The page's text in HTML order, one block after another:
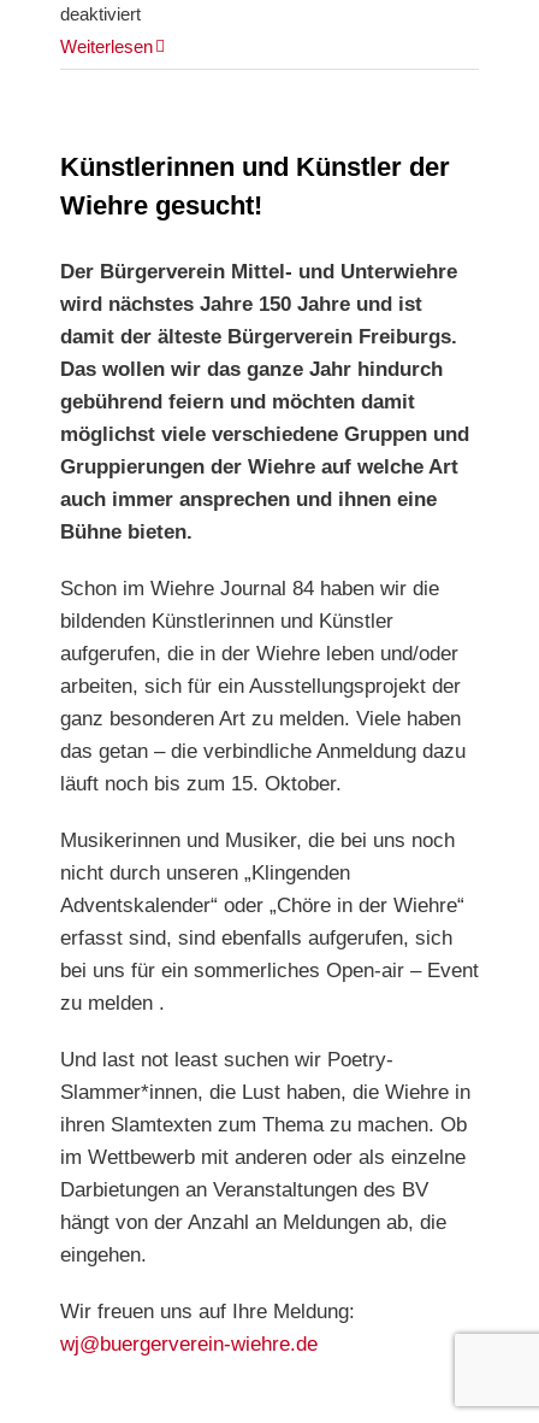
deaktiviertfür
Großer
Stimmung
beim
Stadtteilturnier
Weiterlesen
Künstlerinnen und Künstler der
Wiehre gesucht!
Der Bürgerverein Mittel- und Unterwiehre
wird nächstes Jahre 150 Jahre und ist
damit der älteste Bürgerverein Freiburgs.
Das wollen wir das ganze Jahr hindurch
gebührend feiern und möchten damit
möglichst viele verschiedene Gruppen und
Gruppierungen der Wiehre auf welche Art
auch immer ansprechen und ihnen eine
Bühne bieten.
Schon im Wiehre Journal 84 haben wir die
bildenden Künstlerinnen und Künstler
aufgerufen, die in der Wiehre leben und/oder
arbeiten, sich für ein Ausstellungsprojekt der
ganz besonderen Art zu melden. Viele haben
das getan – die verbindliche Anmeldung dazu
läuft noch bis zum 15. Oktober.
Musikerinnen und Musiker, die bei uns noch
nicht durch unseren „Klingenden
Adventskalender“ oder „Chöre in der Wiehre“
erfasst sind, sind ebenfalls aufgerufen, sich
bei uns für ein sommerliches Open-air – Event
zu melden .
Und last not least suchen wir Poetry-
Slammer*innen, die Lust haben, die Wiehre in
ihren Slamtexten zum Thema zu machen. Ob
im Wettbewerb mit anderen oder als einzelne
Darbietungen an Veranstaltungen des BV
hängt von der Anzahl an Meldungen ab, die
eingehen.
Wir freuen uns auf Ihre Meldung:
wj@buergerverein-wiehre.de